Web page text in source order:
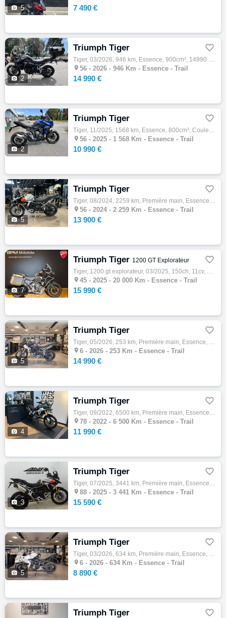
 5 7 490 €
 2
Triumph Tiger 
Tiger, 03/2026, 946 km, Essence, 900cm³, 14990 € Equipements : MOTO DE DEMONSTRATION EQUIPEE DES VALISES TREKKER TRIUMPH NEUVES, NON PRESEN…
 56 - 2026 - 946 Km - Essence - Trail
14 990 €
 2
Triumph Tiger 
Tiger, 11/2025, 1568 km, Essence, 800cm³, Couleur bleu, 10990 € Equipements : MOTO DE DEMONSTRATION ,Disponible à l'essai,Garantie construc…
 56 - 2025 - 1 568 Km - Essence - Trail
10 990 €
 5
Triumph Tiger 
Tiger, 08/2024, 2259 km, Première main, Essence, 888cm³, Couleur gris, 13900 € Equipements : SUPERBE TIGER 900 RALLY PRO SERIE 2 - 108 CV -…
 56 - 2024 - 2 259 Km - Essence - Trail
13 900 €
 7
Triumph Tiger 1200 GT Explorateur 
Tiger, 1200 gt explorateur, 03/2025, 150ch, 11cv, 20000 km, Essence, 1160cm³, Couleur noir, Garantie 24 mois, 15990 € Equipements : Sapphir…
 45 - 2025 - 20 000 Km - Essence - Trail
15 990 €
 5
Triumph Tiger 
Tiger, 05/2026, 253 km, Première main, Essence, 900cm³, Couleur noir, 14990 € Equipements : Triumph Tiger 900 Rally Pro *Couleur : Carbon B…
 6 - 2026 - 253 Km - Essence - Trail
14 990 €
 4
Triumph Tiger 
Tiger, 09/2022, 6500 km, Première main, Essence, 900cm³, Couleur vert, 11990 € Equipements : ABS,Anti-démarrage,Anti-patinage,Béquille cent…
 78 - 2022 - 6 500 Km - Essence - Trail
11 990 €
 3
Triumph Tiger 
Tiger, 07/2025, 3441 km, Première main, Essence, 900cm³, Couleur gris, 15590 € Equipements : TRIUMPH TIGER 900 RALLY PRO ETAT NEUF - COLORI…
 88 - 2025 - 3 441 Km - Essence - Trail
15 590 €
 5
Triumph Tiger 
Tiger, 03/2026, 634 km, Première main, Essence, 660cm³, Couleur blanc, 8890 € Equipements : Triumph Tiger Sport 660 *Couleur : Pure White *…
 6 - 2026 - 634 Km - Essence - Trail
8 890 €
Triumph Tiger 